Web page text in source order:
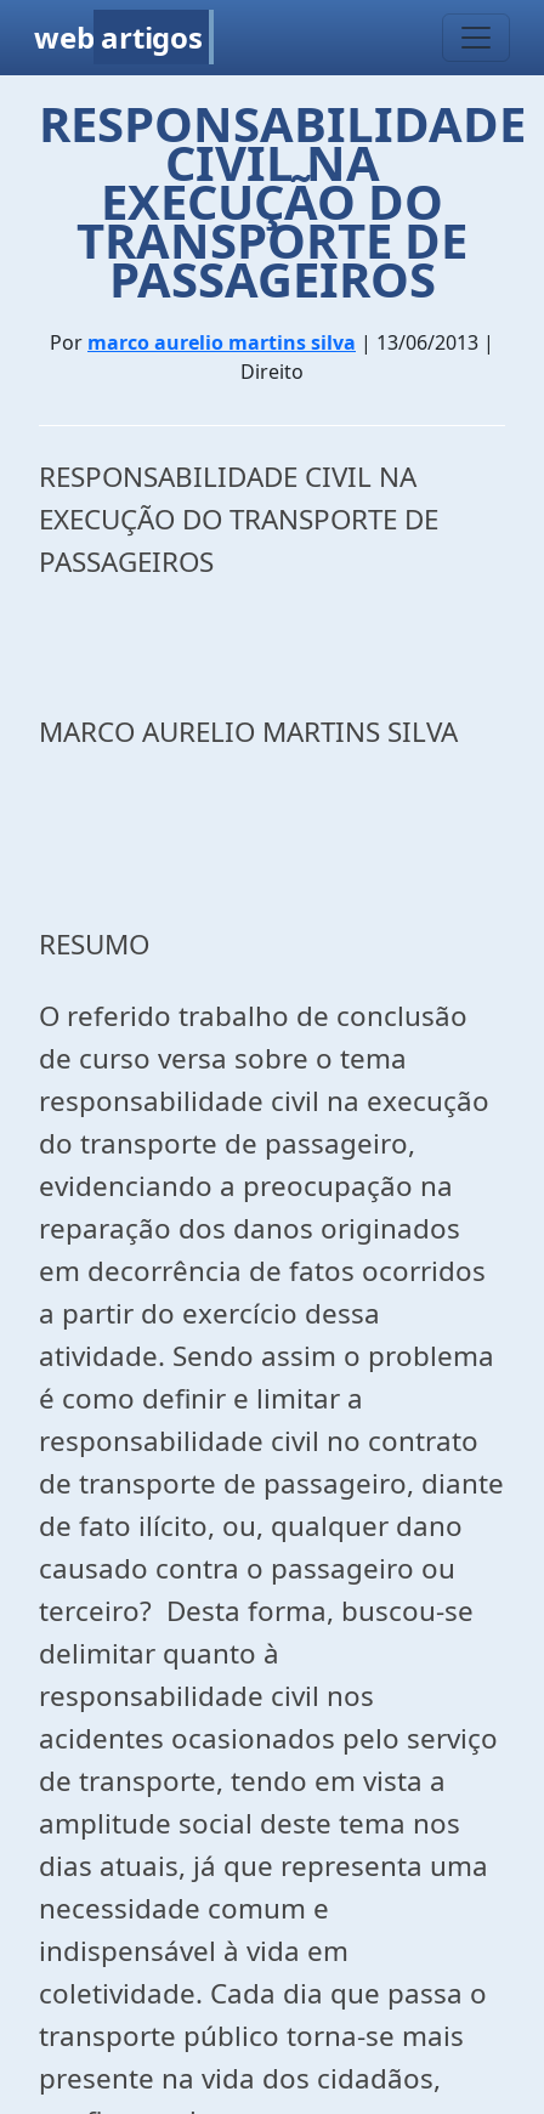
web artigos
RESPONSABILIDADE
CIVIL NA
EXECUÇÃO DO
TRANSPORTE DE
PASSAGEIROS
Por marco aurelio martins silva | 13/06/2013 |
Direito
RESPONSABILIDADE CIVIL NA
EXECUÇÃO DO TRANSPORTE DE
PASSAGEIROS
MARCO AURELIO MARTINS SILVA
RESUMO
O referido trabalho de conclusão
de curso versa sobre o tema
responsabilidade civil na execução
do transporte de passageiro,
evidenciando a preocupação na
reparação dos danos originados
em decorrência de fatos ocorridos
a partir do exercício dessa
atividade. Sendo assim o problema
é como definir e limitar a
responsabilidade civil no contrato
de transporte de passageiro, diante
de fato ilícito, ou, qualquer dano
causado contra o passageiro ou
terceiro? Desta forma, buscou-se
delimitar quanto à
responsabilidade civil nos
acidentes ocasionados pelo serviço
de transporte, tendo em vista a
amplitude social deste tema nos
dias atuais, já que representa uma
necessidade comum e
indispensável à vida em
coletividade. Cada dia que passa o
transporte público torna-se mais
presente na vida dos cidadãos,